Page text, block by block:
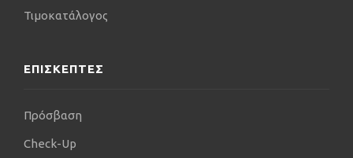
Τιμοκατάλογος
ΕΠΙΣΚΕΠΤΕΣ
Πρόσβαση
Check-Up